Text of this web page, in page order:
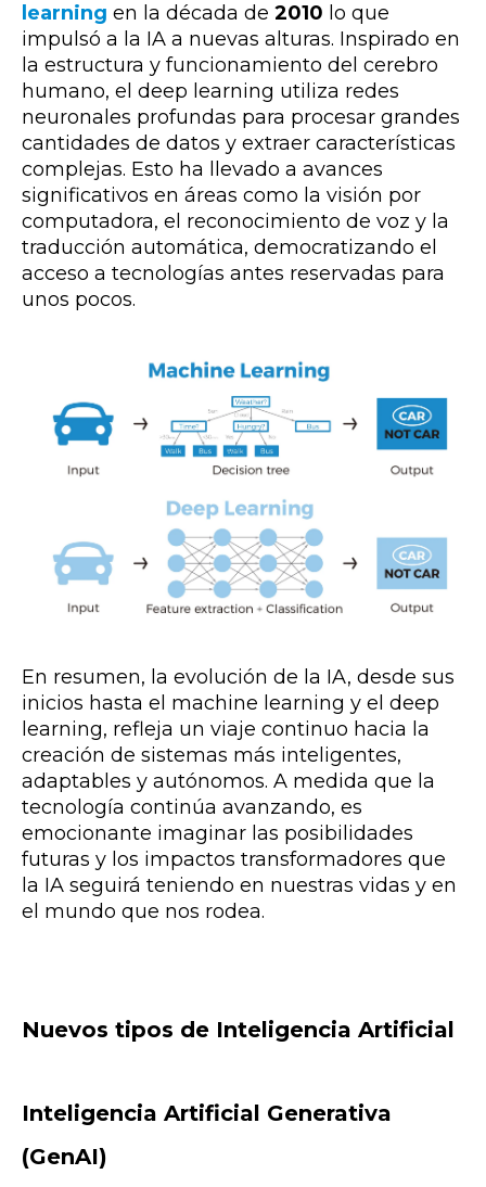
learning en la década de 2010 lo que
impulsó a la IA a nuevas alturas. Inspirado en
la estructura y funcionamiento del cerebro
humano, el deep learning utiliza redes
neuronales profundas para procesar grandes
cantidades de datos y extraer características
complejas. Esto ha llevado a avances
significativos en áreas como la visión por
computadora, el reconocimiento de voz y la
traducción automática, democratizando el
acceso a tecnologías antes reservadas para
unos pocos.
En resumen, la evolución de la IA, desde sus
inicios hasta el machine learning y el deep
learning, refleja un viaje continuo hacia la
creación de sistemas más inteligentes,
adaptables y autónomos. A medida que la
tecnología continúa avanzando, es
emocionante imaginar las posibilidades
futuras y los impactos transformadores que
la IA seguirá teniendo en nuestras vidas y en
el mundo que nos rodea.
Nuevos tipos de Inteligencia Artificial
Inteligencia Artificial Generativa
(GenAI)